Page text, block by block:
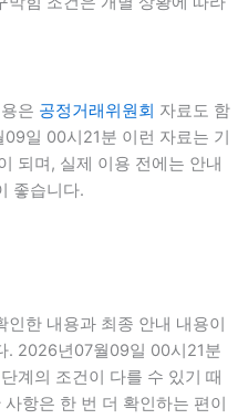
은 공정거래위원회 자료도 함
일 00시21분 이런 자료는 기
되며, 실제 이용 전에는 안내
좋습니다.
한 내용과 최종 안내 내용이
. 2026년07월09일 00시21분
계의 조건이 다를 수 있기 때
항은 한 번 더 확인하는 편이